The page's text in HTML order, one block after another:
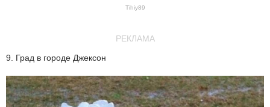
Tihiy89
РЕКЛАМА
9. Град в городе Джексон